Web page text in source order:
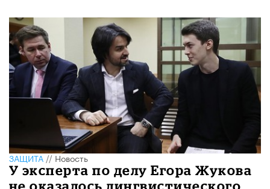
ЗАЩИТА//Новость
У эксперта по делу Егора Жукова
не оказалось лингвистического